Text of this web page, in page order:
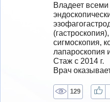
Владеет
сигмоскопия,
лапароскопия
Стаж с 2014 г.
Врач
129